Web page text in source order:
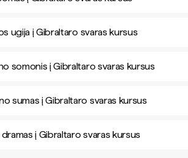
ugija į Gibraltaro svaras kursus
somonis į Gibraltaro svaras kursus
sumas į Gibraltaro svaras kursus
į Gibraltaro svaras kursus